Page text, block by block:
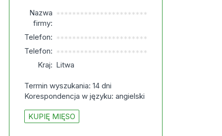
Nazwa
firmy:
***********************
Telefon: ***********************
Telefon: ***********************
Kraj: Litwa
Termin wyszukania: 14 dni
Korespondencja w języku: angielski
KUPIĘ MIĘSO